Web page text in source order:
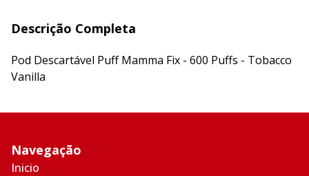
Descrição Completa
Pod Descartável Puff Mamma Fix - 600 Puffs - Tobacco
Vanilla
Navegação
Inicio